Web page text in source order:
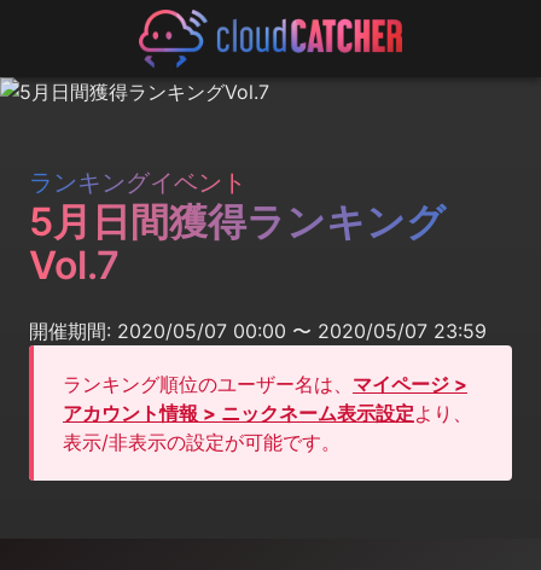
ランキングイベント
5月日間獲得ランキング
Vol.7
開催期間: 2020/05/07 00:00 〜 2020/05/07 23:59
ランキング順位のユーザー名は、 マイページ >
アカウント情報 > ニックネーム表示設定より、
表示/非表示の設定が可能です。